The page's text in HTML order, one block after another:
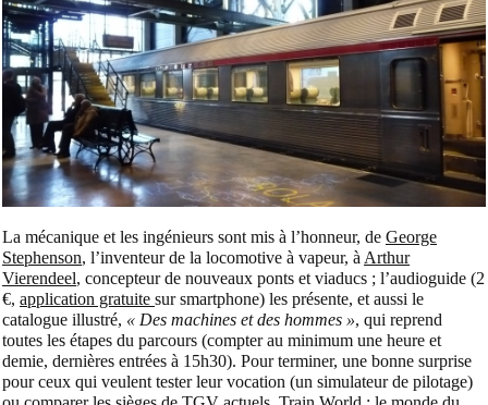
La mécanique et les ingénieurs sont mis à l’honneur, de George
Stephenson, l’inventeur de la locomotive à vapeur, à Arthur
Vierendeel, concepteur de nouveaux ponts et viaducs ; l’audioguide (2
€, application gratuite sur smartphone) les présente, et aussi le
catalogue illustré, « Des machines et des hommes », qui reprend
toutes les étapes du parcours (compter au minimum une heure et
demie, dernières entrées à 15h30). Pour terminer, une bonne surprise
pour ceux qui veulent tester leur vocation (un simulateur de pilotage)